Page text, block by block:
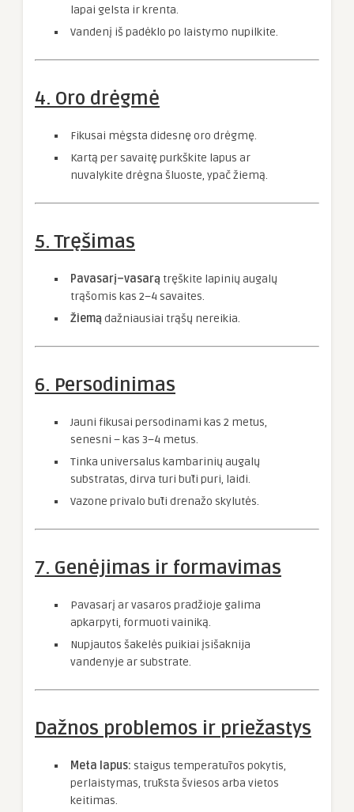
lapai gelsta ir krenta.
Vandenį iš padėklo po laistymo nupilkite.
4. Oro drėgmė
Fikusai mėgsta didesnę oro drėgmę.
Kartą per savaitę purkškite lapus ar
nuvalykite drėgna šluoste, ypač žiemą.
5. Tręšimas
Pavasarį–vasarą tręškite lapinių augalų
trąšomis kas 2–4 savaites.
Žiemą dažniausiai trąšų nereikia.
6. Persodinimas
Jauni fikusai persodinami kas 2 metus,
senesni – kas 3–4 metus.
Tinka universalus kambarinių augalų
substratas, dirva turi būti puri, laidi.
Vazone privalo būti drenažo skylutės.
7. Genėjimas ir formavimas
Pavasarį ar vasaros pradžioje galima
apkarpyti, formuoti vainiką.
Nupjautos šakelės puikiai įsišaknija
vandenyje ar substrate.
Dažnos problemos ir priežastys
Meta lapus: staigus temperatūros pokytis,
perlaistymas, trūksta šviesos arba vietos
keitimas.